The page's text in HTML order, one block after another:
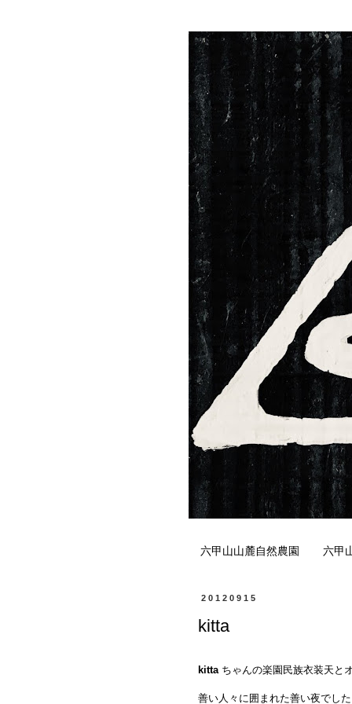
六甲山山麓自然農園 六甲
20120915
kitta
kitta ちゃんの楽園民族衣装天と
善い人々に囲まれた善い夜でし